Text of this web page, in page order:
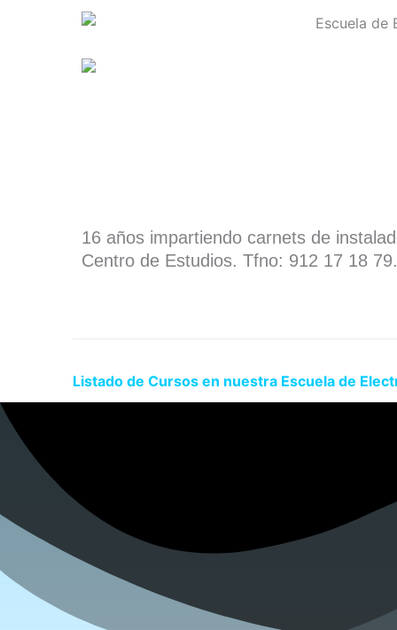
16 años impartiendo carnets de
Centro de Estudios. Tfno: 912 17 18 79.
Listado de Cursos en nuestra Escuela de